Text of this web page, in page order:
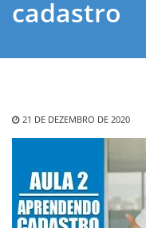
cadastro
21 DE DEZEMBRO DE 2020